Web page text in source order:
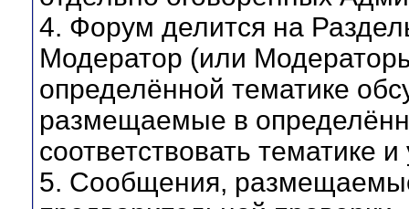
4. Форум делится на
Модератор (или
определённой тематике
размещаемые в
соответствовать тематике
5. Сообщения,